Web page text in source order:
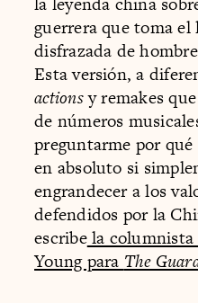
guerrera que toma el
disfrazada de
Esta versión, a
actionsy remakes
de números
preguntarme por
en absoluto si
engrandecer a los
defendidos por la
escribela columnista
Young para The